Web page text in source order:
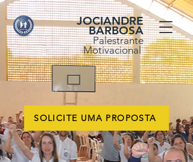
JOCIANDRE
BARBOSA
Palestrante
Motivacional
SOLICITE UMA PROPOSTA